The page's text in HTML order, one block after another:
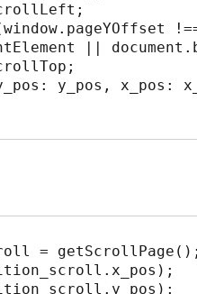
||
= getScrollPage();